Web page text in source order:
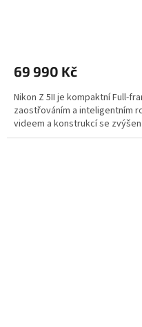
69 990 Kč
Nikon Z 5II je kompaktní Full-
zaostřováním a inteligentním
videem a konstrukcí se